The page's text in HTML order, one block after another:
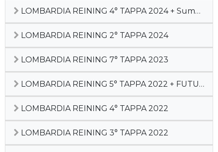
LOMBARDIA REINING 4° TAPPA 2024 + Summer Cactus
LOMBARDIA REINING 2° TAPPA 2024
LOMBARDIA REINING 7° TAPPA 2023
LOMBARDIA REINING 5° TAPPA 2022 + FUTURITY LR
LOMBARDIA REINING 4° TAPPA 2022
LOMBARDIA REINING 3° TAPPA 2022